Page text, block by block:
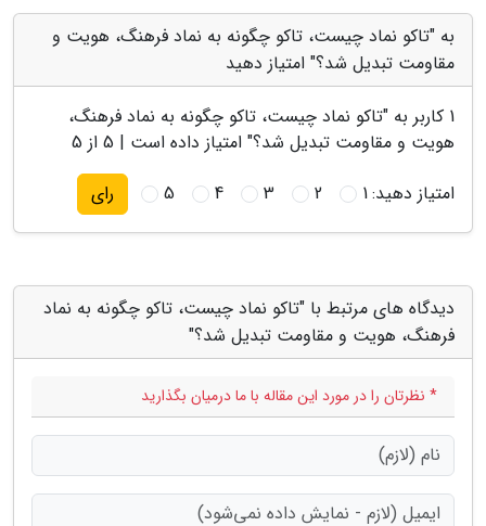
به "تاکو نماد چیست، تاکو چگونه به نماد فرهنگ، هویت و
مقاومت تبدیل شد؟" امتیاز دهید
1 کاربر به "تاکو نماد چیست، تاکو چگونه به نماد فرهنگ،
هویت و مقاومت تبدیل شد؟" امتیاز داده است | 5 از 5
امتیاز دهید:1
2
3
4
5 رای
دیدگاه های مرتبط با "تاکو نماد چیست، تاکو چگونه به نماد
فرهنگ، هویت و مقاومت تبدیل شد؟"
* نظرتان را در مورد این مقاله با ما درمیان بگذارید